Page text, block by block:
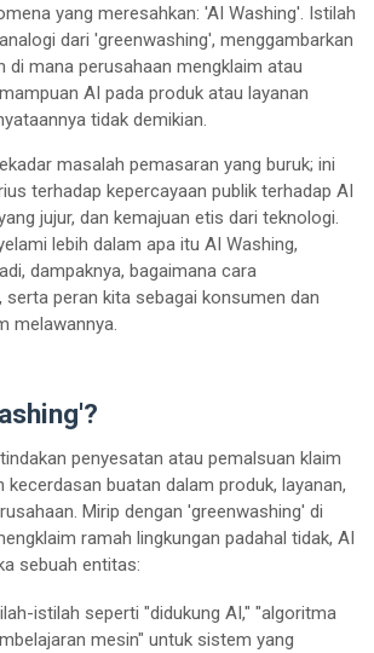
yang meresahkan: 'AI Washing'. Istilah
dari 'greenwashing', menggambarkan
di mana perusahaan mengklaim atau
AI pada produk atau layanan
tidak demikian.
masalah pemasaran yang buruk; ini
terhadap kepercayaan publik terhadap AI
jujur, dan kemajuan etis dari teknologi.
lebih dalam apa itu AI Washing,
dampaknya, bagaimana cara
serta peran kita sebagai konsumen dan
melawannya.
penyesatan atau pemalsuan klaim
kecerdasan buatan dalam produk, layanan,
Mirip dengan 'greenwashing' di
ramah lingkungan padahal tidak, AI
sebuah entitas:
istilah seperti "didukung AI," "algoritma
mesin" untuk sistem yang